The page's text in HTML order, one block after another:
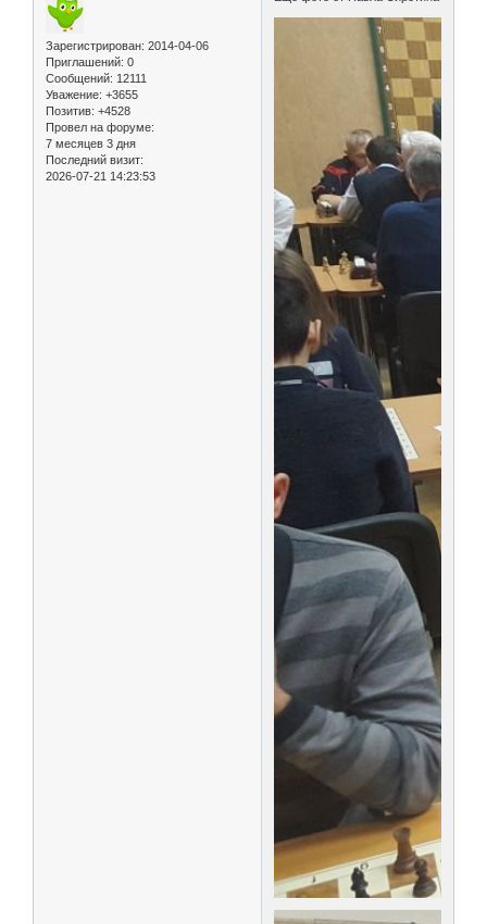
Зарегистрирован: 2014-04-06
Приглашений: 0
Сообщений: 12111
Уважение: +3655
Позитив: +4528
Провел на форуме:
7 месяцев 3 дня
Последний визит:
2026-07-21 14:23:53